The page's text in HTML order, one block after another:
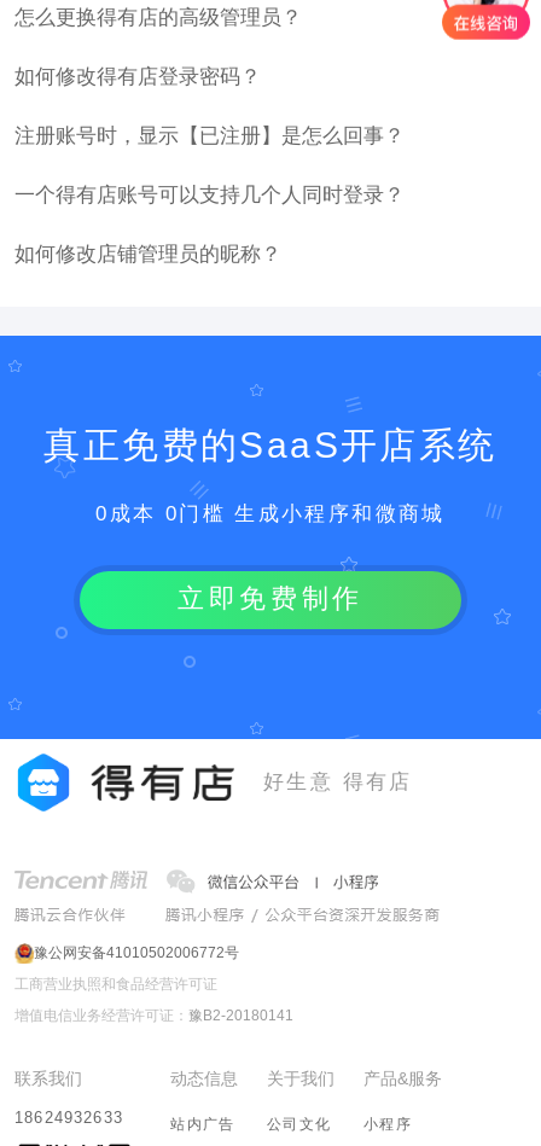
怎么更换得有店的高级管理员？
如何修改得有店登录密码？
注册账号时，显示【已注册】是怎么回事？
一个得有店账号可以支持几个人同时登录？
如何修改店铺管理员的昵称？
真正免费的SaaS开店系统
0成本 0门槛 生成小程序和微商城
立即免费制作
好生意 得有店
豫公网安备41010502006772号
工商营业执照和食品经营许可证
增值电信业务经营许可证： 豫B2-20180141
联系我们
18624932633
动态信息
站内广告
关于我们
公司文化
产品&服务
小程序